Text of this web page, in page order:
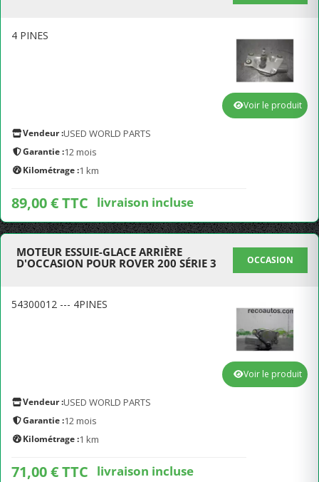
4 PINES
Vendeur :USED WORLD PARTS
Garantie :12 mois
Kilométrage :1 km
89,00 € TTC livraison incluse
Voir le produit
MOTEUR ESSUIE-GLACE ARRIÈRE
D'OCCASION POUR ROVER 200 SÉRIE 3
OCCASION
54300012 --- 4PINES
Vendeur :USED WORLD PARTS
Garantie :12 mois
Kilométrage :1 km
71,00 € TTC livraison incluse
Voir le produit